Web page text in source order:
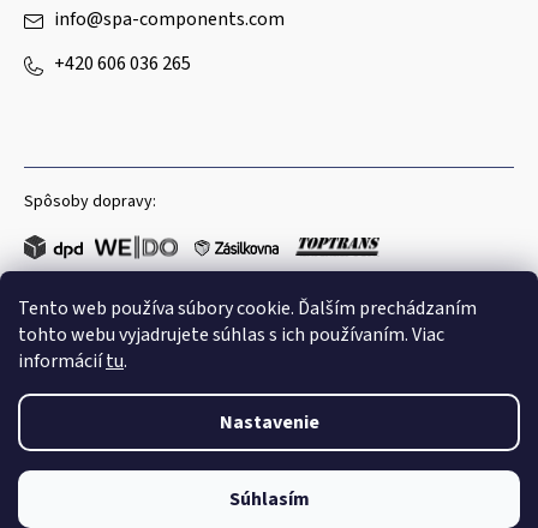
Tento web používa súbory cookie. Ďalším prechádzaním
tohto webu vyjadrujete súhlas s ich používaním. Viac
informáciítu.
Nastavenie
Súhlasím
info@spa-components.com
+420 606 036 265
Spôsoby dopravy:
Obľúbené spôsoby platby:
Shoptet
Copyright 2026Spa Components. Všetky práva vyhradené.